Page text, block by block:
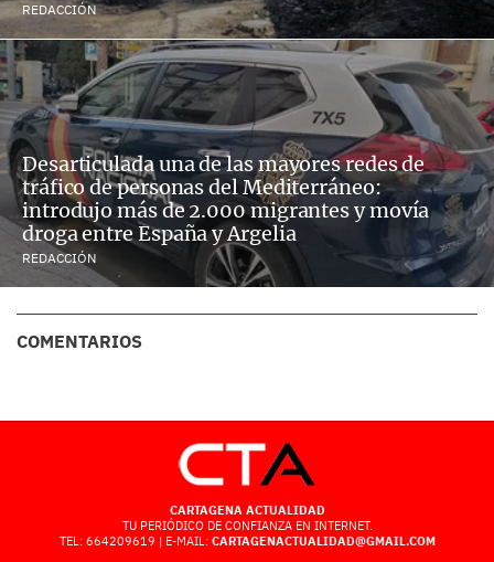
REDACCIÓN
Desarticulada una de las mayores redes de
tráfico de personas del Mediterráneo:
introdujo más de 2.000 migrantes y movía
droga entre España y Argelia
REDACCIÓN
COMENTARIOS
CARTAGENA ACTUALIDAD
TU PERIÓDICO DE CONFIANZA EN INTERNET.
TEL: 664209619 | E-MAIL: CARTAGENACTUALIDAD@GMAIL.COM